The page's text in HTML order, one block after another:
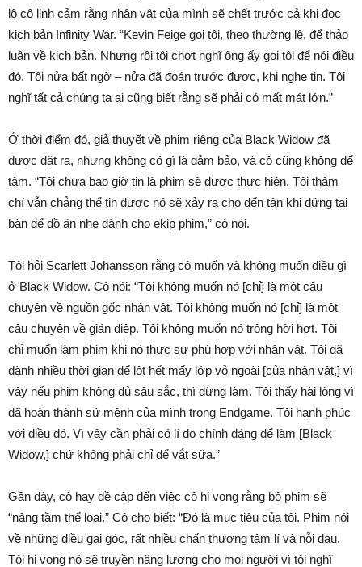
lộ cô linh cảm rằng nhân vật của mình sẽ chết trước cả khi đọc
kịch bản Infinity War. “Kevin Feige gọi tôi, theo thường lệ, để thảo
luận về kịch bản. Nhưng rồi tôi chợt nghĩ ông ấy gọi tôi để nói điều
đó. Tôi nửa bất ngờ – nửa đã đoán trước được, khi nghe tin. Tôi
nghĩ tất cả chúng ta ai cũng biết rằng sẽ phải có mất mát lớn.”
Ở thời điểm đó, giả thuyết về phim riêng của Black Widow đã
được đặt ra, nhưng không có gì là đảm bảo, và cô cũng không để
tâm. “Tôi chưa bao giờ tin là phim sẽ được thực hiện. Tôi thậm
chí vẫn chẳng thể tin được nó sẽ xảy ra cho đến tận khi đứng tại
bàn để đồ ăn nhẹ dành cho ekip phim,” cô nói.
Tôi hỏi Scarlett Johansson rằng cô muốn và không muốn điều gì
ở Black Widow. Cô nói: “Tôi không muốn nó [chỉ] là một câu
chuyện về nguồn gốc nhân vật. Tôi không muốn nó [chỉ] là một
câu chuyện về gián điệp. Tôi không muốn nó trông hời hợt. Tôi
chỉ muốn làm phim khi nó thực sự phù hợp với nhân vật. Tôi đã
dành nhiều thời gian để lột hết mấy lớp vỏ ngoài [của nhân vật,] vì
vậy nếu phim không đủ sâu sắc, thì đừng làm. Tôi thấy hài lòng vì
đã hoàn thành sứ mệnh của mình trong Endgame. Tôi hạnh phúc
với điều đó. Vì vậy cần phải có lí do chính đáng để làm [Black
Widow,] chứ không phải chỉ để vắt sữa.”
Gần đây, cô hay đề cập đến việc cô hi vọng rằng bộ phim sẽ
“nâng tầm thể loại.” Cô cho biết: “Đó là mục tiêu của tôi. Phim nói
về những điều gai góc, rất nhiều chấn thương tâm lí và nỗi đau.
Tôi hi vọng nó sẽ truyền năng lượng cho mọi người vì tôi nghĩ